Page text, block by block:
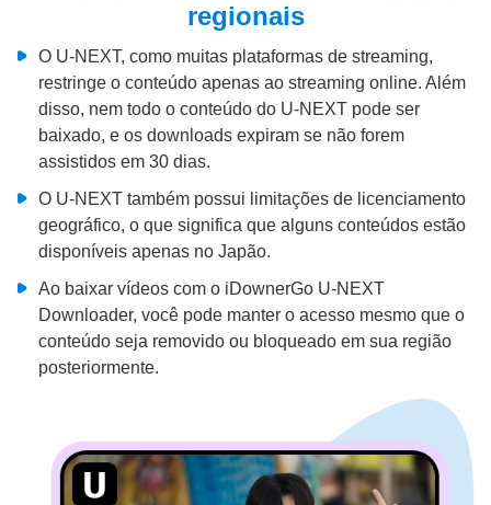
regionais
O U-NEXT, como muitas plataformas de streaming,
restringe o conteúdo apenas ao streaming online. Além
disso, nem todo o conteúdo do U-NEXT pode ser
baixado, e os downloads expiram se não forem
assistidos em 30 dias.
O U-NEXT também possui limitações de licenciamento
geográfico, o que significa que alguns conteúdos estão
disponíveis apenas no Japão.
Ao baixar vídeos com o iDownerGo U-NEXT
Downloader, você pode manter o acesso mesmo que o
conteúdo seja removido ou bloqueado em sua região
posteriormente.